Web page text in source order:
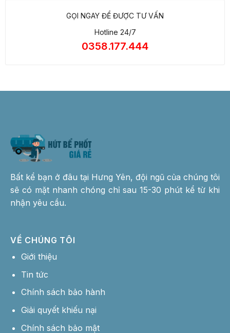
GỌI NGAY ĐỂ ĐƯỢC TƯ VẤN
Hotline 24/7
0358.177.444
Bất kể bạn ở đâu tại Hưng Yên, đội ngũ của chúng tôi
sẽ có mặt nhanh chóng chỉ sau 15-30 phút kể từ khi
nhận yêu cầu.
VỀ CHÚNG TÔI
Giới thiệu
Tin tức
Chính sách bảo hành
Giải quyết khiếu nại
Chính sách bảo mật